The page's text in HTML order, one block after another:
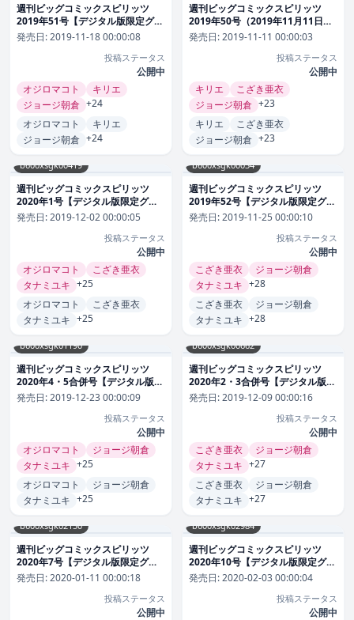
週刊ビッグコミックスピリッツ
2019年51号【デジタル版限定グラ
ビア増量「長澤茉里奈」】 （2019
年11月18日発売） 雑誌
発売日:2019-11-18 00:00:08
投稿ステータス
公開中
オジロマコト
キリエ
ジョージ朝倉 +24
オジロマコト
キリエ
ジョージ朝倉 +24
週刊ビッグコミックスピリッツ
2019年50号（2019年11月11日発
売） 雑誌
発売日:2019-11-11 00:00:03
投稿ステータス
公開中
キリエ
こざき亜衣
ジョージ朝倉 +23
キリエ
こざき亜衣
ジョージ朝倉 +23
b600xsgk00419
週刊ビッグコミックスピリッツ
2020年1号【デジタル版限定グラ
ビア増量「新木優子」】（2019年
12月2日発売） 雑誌
発売日:2019-12-02 00:00:05
投稿ステータス
公開中
オジロマコト
こざき亜衣
タナミユキ +25
オジロマコト
こざき亜衣
タナミユキ +25
b600xsgk00034
週刊ビッグコミックスピリッツ
2019年52号【デジタル版限定グラ
ビア増量「山田杏奈」】（2019年
11月25日発売） 雑誌
発売日:2019-11-25 00:00:10
投稿ステータス
公開中
こざき亜衣
ジョージ朝倉
タナミユキ +28
こざき亜衣
ジョージ朝倉
タナミユキ +28
b600xsgk01190
週刊ビッグコミックスピリッツ
2020年4・5合併号【デジタル版限
定グラビア増量「大原優乃」】
（2019年12月23日発売） 雑誌
発売日:2019-12-23 00:00:09
投稿ステータス
公開中
オジロマコト
ジョージ朝倉
タナミユキ +25
オジロマコト
ジョージ朝倉
タナミユキ +25
b600xsgk00662
週刊ビッグコミックスピリッツ
2020年2・3合併号【デジタル版限
定グラビア増量「斉藤朱夏」】
（2019年12月9日発売） 雑誌
発売日:2019-12-09 00:00:16
投稿ステータス
公開中
こざき亜衣
ジョージ朝倉
タナミユキ +27
こざき亜衣
ジョージ朝倉
タナミユキ +27
b600xsgk02150
週刊ビッグコミックスピリッツ
2020年7号【デジタル版限定グラ
ビア増量「浜辺美波」】（2020年
1月11日発売） 雑誌
発売日:2020-01-11 00:00:18
投稿ステータス
公開中
b600xsgk02984
週刊ビッグコミックスピリッツ
2020年10号【デジタル版限定グラ
ビア増量「安倍乙」（2020年2月3
日発売） 雑誌
発売日:2020-02-03 00:00:04
投稿ステータス
公開中